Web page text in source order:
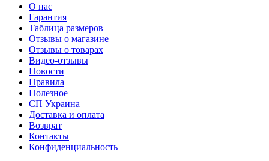
О нас
Гарантия
Таблица размеров
Отзывы о магазине
Отзывы о товарах
Видео-отзывы
Новости
Правила
Полезное
СП Украина
Доставка и оплата
Возврат
Контакты
Конфиденциальность